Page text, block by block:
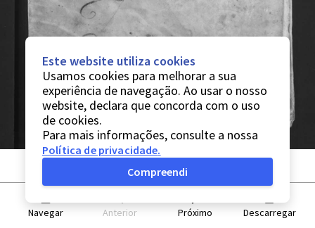
Navegar Anterior Próximo Descarregar
Este website utiliza cookies
Usamos cookies para melhorar a sua
experiência de navegação. Ao usar o nosso
website, declara que concorda com o uso
de cookies.
Para mais informações, consulte a nossa
Política de privacidade.
Compreendi